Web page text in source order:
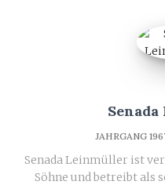
JAHRGANG
Senada Leinmüller ist
Söhne und betreibt als